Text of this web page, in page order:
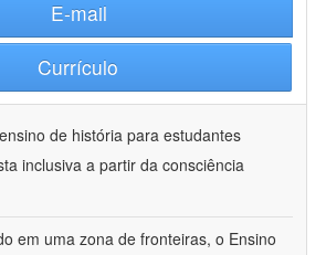
E-mail
Currículo
ensino de história para estudantes
inclusiva a partir da consciência
em uma zona de fronteiras, o Ensino